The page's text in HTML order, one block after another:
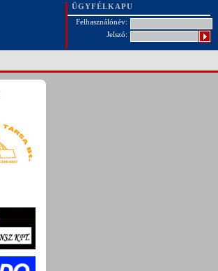
ÜGYFÉLKAPU
Felhasználónév:
Jelszó: